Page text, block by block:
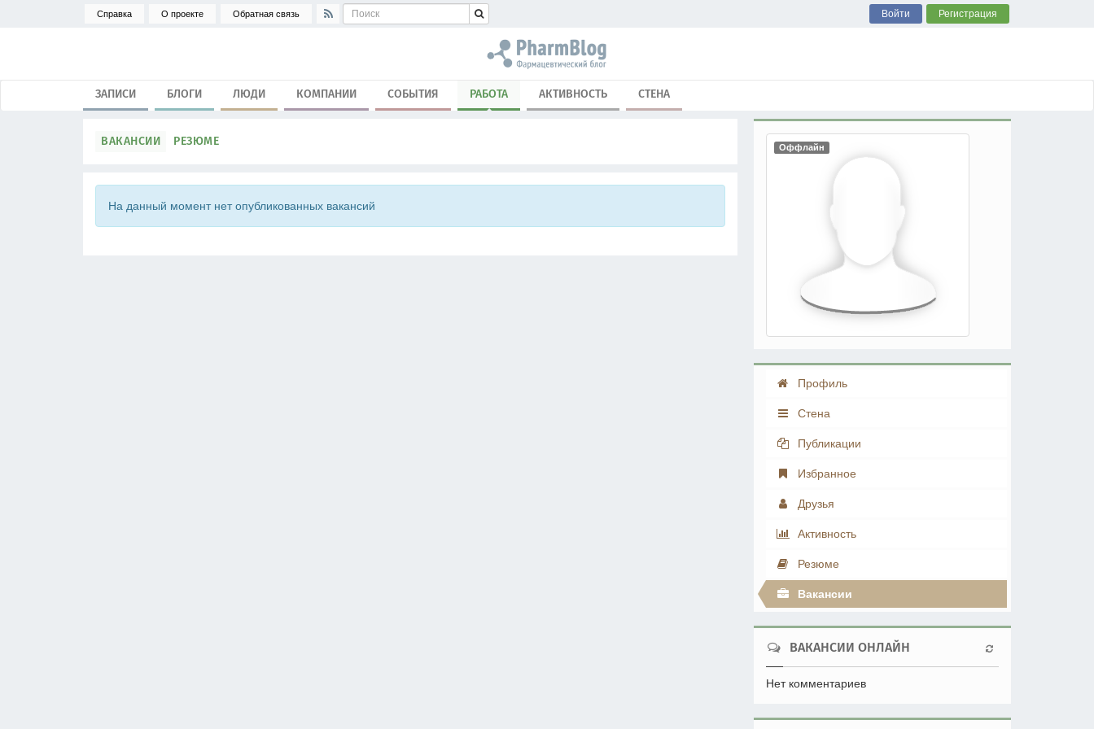
Справка О проекте Обратная связь Войти Регистрация
ЗАПИСИ БЛОГИ ЛЮДИ КОМПАНИИ СОБЫТИЯ РАБОТА АКТИВНОСТЬ СТЕНА
ВАКАНСИИ РЕЗЮМЕ
На данный момент нет опубликованных вакансий
Оффлайн
Профиль
Стена
Публикации
Избранное
Друзья
Активность
Резюме
Вакансии
ВАКАНСИИ ОНЛАЙН
Нет комментариев